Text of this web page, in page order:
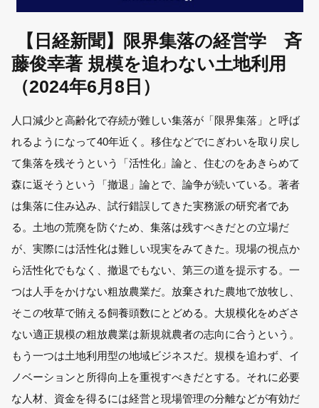
【日経新聞】限界集落の経営学 斉
藤俊幸著 規模を追わない土地利用
（2024年6月8日）
人口減少と高齢化で存続が難しい集落が「限界集落」と呼ば
れるようになって40年近く。移住などでにぎわいを取り戻し
て集落を残そうという「活性化」論と、住むのをあきらめて
森に返そうという「撤退」論とで、論争が続いている。著者
は集落に住み込み、試行錯誤してきた実務派の研究者であ
る。土地の荒廃を防ぐため、集落は残すべきだとの立場だ
が、実際には活性化は難しい現実をみてきた。現場の視点か
ら活性化でもなく、撤退でもない、第三の道を提示する。一
つは人手をかけない粗放農業だ。放棄された農地で放牧し、
そこの牧草で賄える飼養頭数にとどめる。大規模化をめざさ
ない適正規模の粗放農業は新規就農者の志向に合うという。
もう一つは土地利用型の地域ビジネスだ。規模を追わず、イ
ノベーションと所得向上を重視すべきだとする。それに必要
な人材、資金を得るには経営と現場管理の分離などが有効だ